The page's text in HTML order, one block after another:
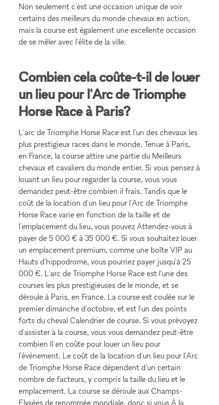
Non seulement c'est une occasion unique de voir
certains des meilleurs du monde chevaux en action,
mais la course est également une excellente occasion
de se mêler avec l'élite de la ville.
Combien cela coûte-t-il de louer
un lieu pour l'Arc de Triomphe
Horse Race à Paris?
L'arc de Triomphe Horse Race est l'un des chevaux les
plus prestigieux races dans le monde. Tenue à Paris,
en France, la course attire une partie du Meilleurs
chevaux et cavaliers du monde entier. Si vous pensez à
louant un lieu pour regarder la course, vous vous
demandez peut-être combien il frais. Tandis que le
coût de la location d'un lieu pour l'Arc de Triomphe
Horse Race varie en fonction de la taille et de
l'emplacement du lieu, vous pouvez Attendez-vous à
payer de 5 000 € à 35 000 €. Si vous souhaitez louer
un emplacement premium, comme une boîte VIP au
Hauts d'hippodrome, vous pourriez payer jusqu'à 25
000 €. L'arc de Triomphe Horse Race est l'une des
courses les plus prestigieuses de le monde, et se
déroule à Paris, en France. La course est coulée sur le
premier dimanche d'octobre, et est l'un des points
forts du cheval Calendrier de course. Si vous prévoyez
d'assister à la course, vous vous demandez peut-être
combien Il en coûte pour louer un lieu pour
l'événement. Le coût de la location d'un lieu pour l'Arc
de Triomphe Horse Race dépendent d'un certain
nombre de facteurs, y compris la taille du lieu et le
emplacement. La course se déroule aux Champs-
Elysées de renommée mondiale, donc si vous À la